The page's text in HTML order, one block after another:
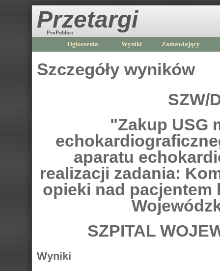
Przetargi
ProPublico
Ogłoszenia Wyniki Zamawiający
Szczegóły wyników
SZW/
"Zakup USG
aparatu
realizacji zadania:
opieki nad
SZPITAL
Wyniki